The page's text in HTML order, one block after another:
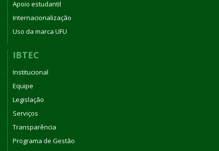
Apoio estudantil
Internacionalização
Uso da marca UFU
IBTEC
Institucional
Equipe
Legislação
Serviços
Transparência
Programa de Gestão